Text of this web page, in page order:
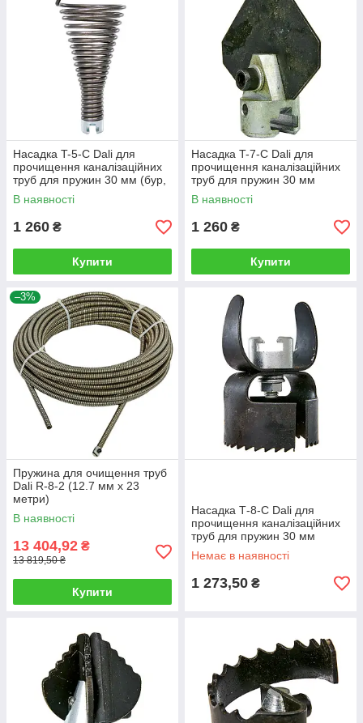
Насадка T-5-С Dali для
прочищення каналізаційних
труб для пружин 30 мм (бур,
що витягує)
В наявності
1 260 ₴
Купити
Насадка T-7-C Dali для
прочищення каналізаційних
труб для пружин 30 мм
(лопатковий бур)
В наявності
1 260 ₴
Купити
–3%
Пружина для очищення труб
Dali R-8-2 (12.7 мм х 23
метри)
В наявності
13 404,92 ₴
13 819,50 ₴
Купити
Насадка Т-8-C Dali для
прочищення каналізаційних
труб для пружин 30 мм
(зубчастий ніж)
Немає в наявності
1 273,50 ₴